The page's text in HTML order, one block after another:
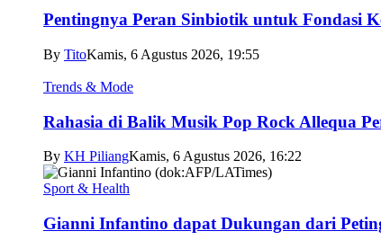
Pentingnya Peran Sinbiotik untuk Fondasi
By TitoKamis, 6 Agustus 2026, 19:55
Trends & Mode
Rahasia di Balik Musik Pop Rock Allequa
By KH PiliangKamis, 6 Agustus 2026, 16:22
Sport & Health
Gianni Infantino dapat Dukungan dari